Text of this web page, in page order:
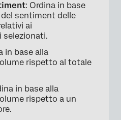
: Ordina in base
del sentiment delle
ai
selezionati.
in base alla
rispetto al totale
in base alla
rispetto a un